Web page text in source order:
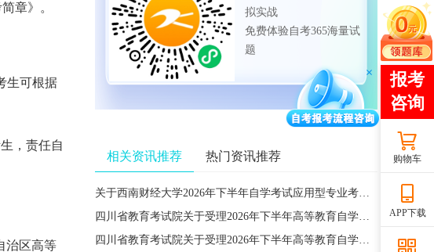
章》。
生可根据
，责任自
治区高等
拟实战
免费体验自考365海量试
题
相关资讯推荐 热门资讯推荐
关于西南财经大学2026年下半年自学考试应用型专业考籍更改办理的通知
四川省教育考试院关于受理2026年下半年高等教育自学考试省际转考申请的通告
四川省教育考试院关于受理2026年下半年高等教育自学考试考籍更改申请的通告
购物车
APP下载